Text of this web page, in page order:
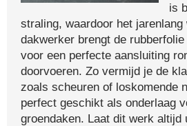
is
straling, waardoor het
dakwerker brengt de
voor een perfecte aansluiting
doorvoeren. Zo vermijd je de
zoals scheuren of loskomende
perfect geschikt als onderlaag
groendaken. Laat dit werk altijd